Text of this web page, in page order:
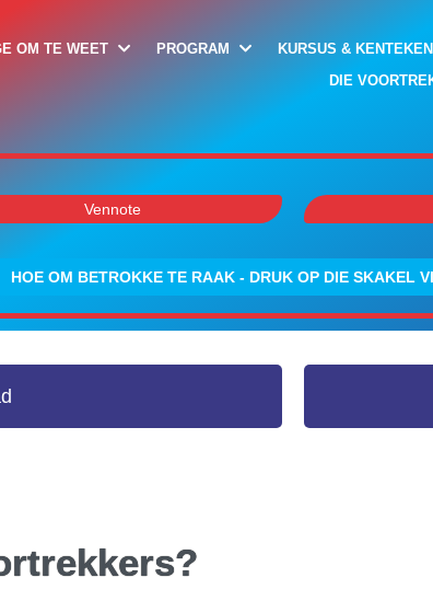
OM TE WEET PROGRAM KURSUS &
DIE
Vennote
HOE OM BETROKKE TE RAAK - DRUK OP DIE SKAKEL